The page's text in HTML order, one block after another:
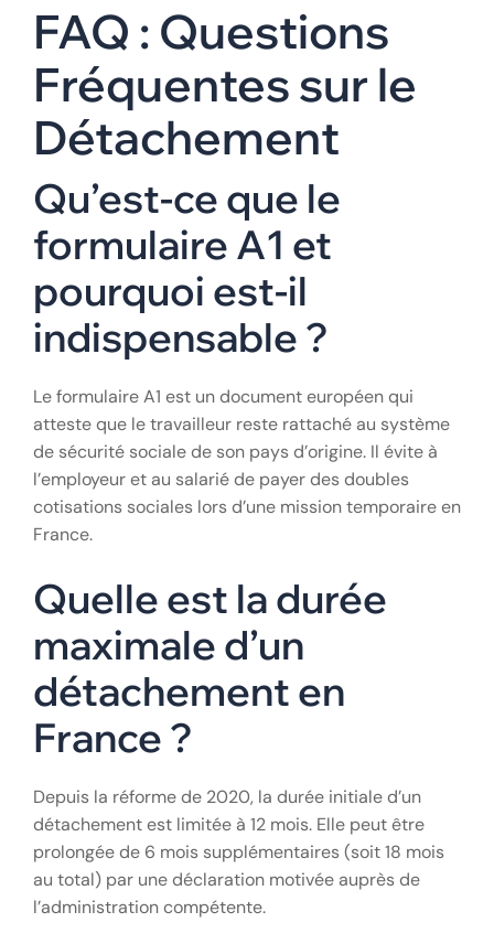
FAQ : Questions
Fréquentes sur le
Détachement
Qu’est-ce que le
formulaire A1 et
pourquoi est-il
indispensable ?
Le formulaire A1 est un document européen qui
atteste que le travailleur reste rattaché au système
de sécurité sociale de son pays d’origine. Il évite à
l’employeur et au salarié de payer des doubles
cotisations sociales lors d’une mission temporaire en
France.
Quelle est la durée
maximale d’un
détachement en
France ?
Depuis la réforme de 2020, la durée initiale d’un
détachement est limitée à 12 mois. Elle peut être
prolongée de 6 mois supplémentaires (soit 18 mois
au total) par une déclaration motivée auprès de
l’administration compétente.